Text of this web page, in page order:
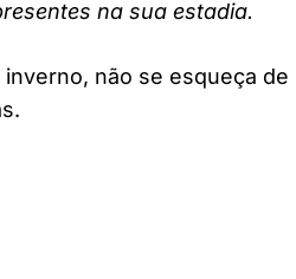
na sua estadia.
não se esqueça de